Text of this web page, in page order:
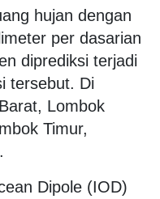
hujan dengan
per dasarian
diprediksi terjadi
tersebut. Di
Lombok
Timur,
Dipole (IOD)